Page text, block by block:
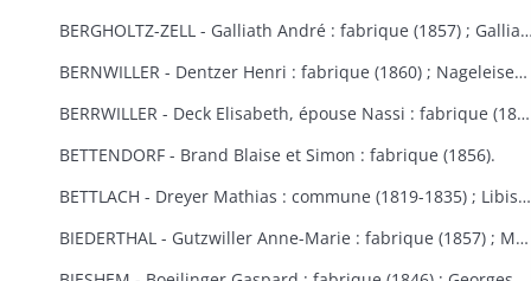
BERGHOLTZ-ZELL - Galliath André : fabrique (1857) ; Galliath Joseph : fabrique (1830) ; Koch Joseph : fabrique (1832) ; Meyer Madeleine : fabrique (1868) ; Reck Nicolas : commune (1861) ; Riegert Françoise, épouse Striess : fabrique (1856) ; Steyer Joseph : fabrique (1859) ; Strich Sébastien : fabrique (1839).
BERNWILLER - Dentzer Henri : fabrique (1860) ; Nageleisen Michel : fabrique (1857).
BERRWILLER - Deck Elisabeth, épouse Nassi : fabrique (1838) ; Freyburger Brigitte, épouse Neff : fabrique (1836) ; Koehl Brigitte, épouse Wintenberger : fabrique (1841) ; Nass Marie-Anne, épouse Muller : fabrique (1825) ; Schmitt Jean : fabrique (1838) ; Stocker Thibaud : fabrique (1855) ; Weinmann Thiébaut : fabriques de Berrwiller et Riedisheim (1850) ; Woehl Blaise : fabrique (1825) ; Wolffelsberger Anne-Marie et Anastase : fabrique (1840-1842) .
BETTENDORF - Brand Blaise et Simon : fabrique (1856).
BETTLACH - Dreyer Mathias : commune (1819-1835) ; Libis Anne-Marie : fabrique (1854) ; Springenfeld Jacques : commune (1819).
BIEDERTHAL - Gutzwiller Anne-Marie : fabrique (1857) ; Martin Jacques : fabrique et école (1848).